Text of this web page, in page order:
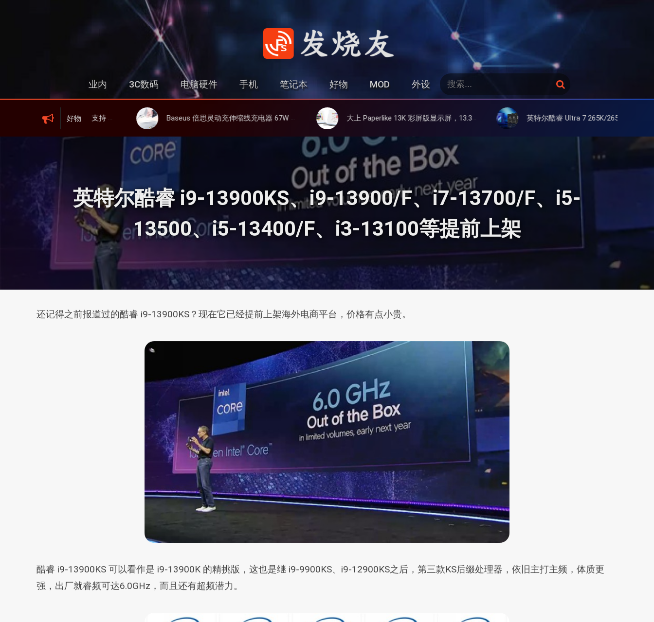
发烧友
业内 3C数码 电脑硬件 手机 笔记本 好物 MOD 外设
搜
索
：
搜
好物
显、6000mAh 电池、峰值下行2.0Gbps Baseus 倍思灵动充伸缩线充电器 67W 3C，超耐用可伸缩线、氮化镓、3C多设备同时充 大上 Paperlike 13K 彩屏版显示屏，13.3英寸高刷彩色墨水屏 英特尔酷睿 Ultra 7 265K/265KF 官降100美元促销，快和酷睿 Ultra 5 差不多了
英特尔酷睿 i9-13900KS、i9-13900/F、i7-13700/F、i5-
13500、i5-13400/F、i3-13100等提前上架
还记得之前报道过的酷睿 i9-13900KS？现在它已经提前上架海外电商平台，价格有点小贵。
酷睿 i9-13900KS 可以看作是 i9-13900K 的精挑版，这也是继 i9-9900KS、i9-12900KS之后，第三款KS后缀处理器，依旧主打主频，体质更
强，出厂就睿频可达6.0GHz，而且还有超频潜力。